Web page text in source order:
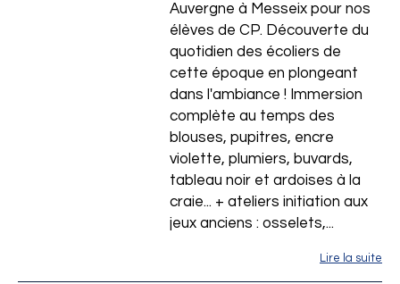
Auvergne à Messeix pour nos
élèves de CP. Découverte du
quotidien des écoliers de
cette époque en plongeant
dans l'ambiance ! Immersion
complète au temps des
blouses, pupitres, encre
violette, plumiers, buvards,
tableau noir et ardoises à la
craie... + ateliers initiation aux
jeux anciens : osselets,...
Lire la suite